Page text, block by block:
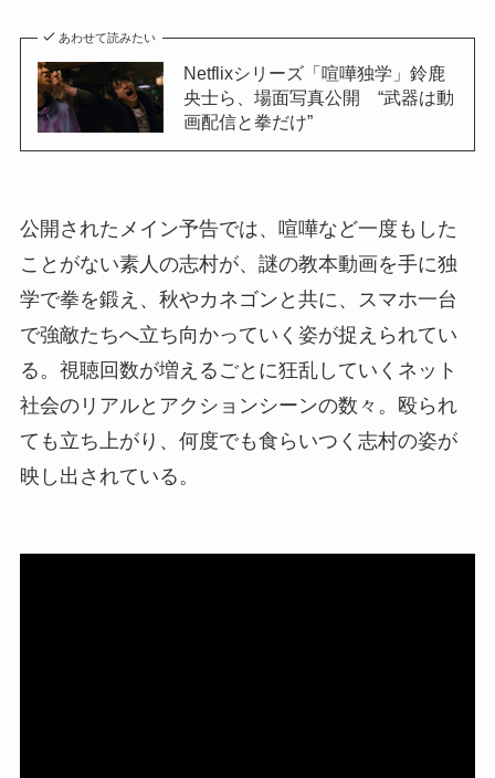
あわせて読みたい
Netflixシリーズ「喧嘩独学」鈴鹿
央士ら、場面写真公開 “武器は動
画配信と拳だけ”
公開されたメイン予告では、喧嘩など一度もした
ことがない素人の志村が、謎の教本動画を手に独
学で拳を鍛え、秋やカネゴンと共に、スマホ一台
で強敵たちへ立ち向かっていく姿が捉えられてい
る。視聴回数が増えるごとに狂乱していくネット
社会のリアルとアクションシーンの数々。殴られ
ても立ち上がり、何度でも食らいつく志村の姿が
映し出されている。